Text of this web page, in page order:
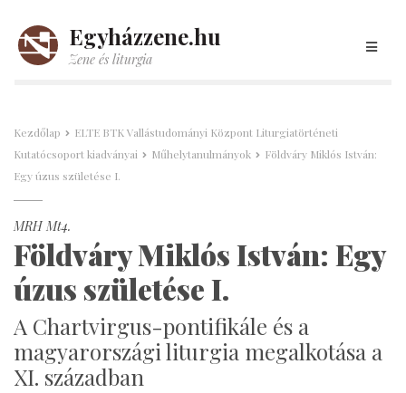
Egyházzene.hu
Zene és liturgia
Kezdőlap
ELTE BTK Vallástudományi Központ Liturgiatörténeti
Kutatócsoport kiadványai
Műhelytanulmányok
Földváry Miklós István:
Egy úzus születése I.
MRH Mt4.
Földváry Miklós István: Egy
úzus születése I.
A Chartvirgus-pontifikále és a
magyarországi liturgia megalkotása a
XI. században